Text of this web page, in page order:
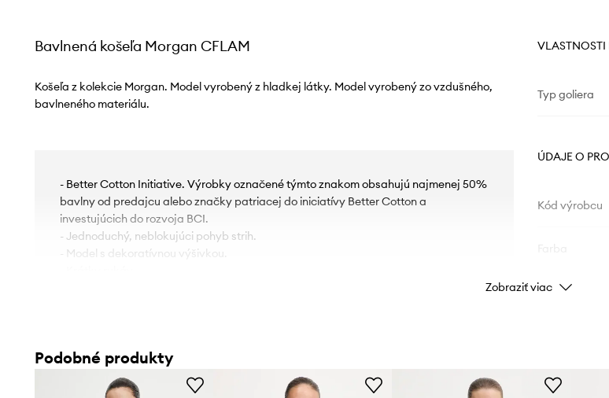
Bavlnená košeľa Morgan CFLAM
Košeľa z kolekcie Morgan. Model vyrobený z hladkej látky. Model vyrobený zo vzdušného, ​​
bavlneného materiálu.
- Better Cotton Initiative. Výrobky označené týmto znakom obsahujú najmenej 50%
bavlny od predajcu alebo značky patriacej do iniciatívy Better Cotton a
investujúcich do rozvoja BCI.
- Jednoduchý, neblokujúci pohyb strih.
- Model s dekoratívnou výšivkou.
- Šírka v podpazuší: 48 cm.
- Veľkosti pre rozmer: 36.
VLASTNOSTI
Typ goliera
ÚDAJE O
Kód výrobcu
Značka
ID produktu
Zobraziť viac
Podobné produkty